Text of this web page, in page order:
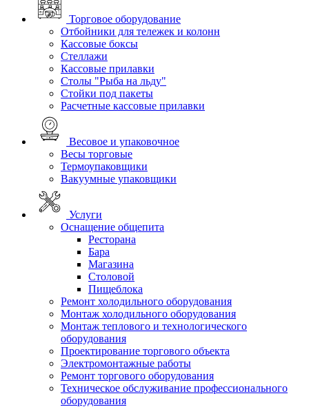
Торговое оборудование
Отбойники для тележек и колонн
Кассовые боксы
Стеллажи
Кассовые прилавки
Столы "Рыба на льду"
Стойки под пакеты
Расчетные кассовые прилавки
Весовое и упаковочное
Весы торговые
Термоупаковщики
Вакуумные упаковщики
Услуги
Оснащение общепита
Ресторана
Бара
Магазина
Столовой
Пищеблока
Ремонт холодильного оборудования
Монтаж холодильного оборудования
Монтаж теплового и технологического
оборудования
Проектирование торгового объекта
Электромонтажные работы
Ремонт торгового оборудования
Техническое обслуживание профессионального
оборудования